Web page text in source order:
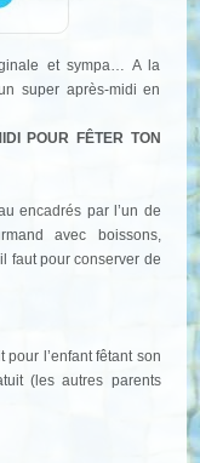
et sympa… A la
super après-midi en
POUR FÊTER TON
encadrés par l’un de
avec boissons,
faut pour conserver de
l’enfant fêtant son
(les autres parents